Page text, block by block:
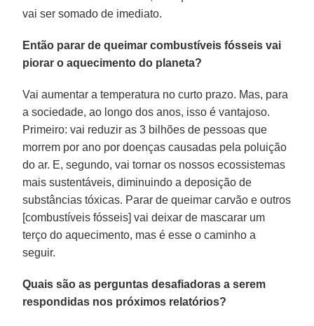
vai ser somado de imediato.
Então parar de queimar combustíveis fósseis vai
piorar o aquecimento do planeta?
Vai aumentar a temperatura no curto prazo. Mas, para
a sociedade, ao longo dos anos, isso é vantajoso.
Primeiro: vai reduzir as 3 bilhões de pessoas que
morrem por ano por doenças causadas pela poluição
do ar. E, segundo, vai tornar os nossos ecossistemas
mais sustentáveis, diminuindo a deposição de
substâncias tóxicas. Parar de queimar carvão e outros
[combustíveis fósseis] vai deixar de mascarar um
terço do aquecimento, mas é esse o caminho a
seguir.
Quais são as perguntas desafiadoras a serem
respondidas nos próximos relatórios?